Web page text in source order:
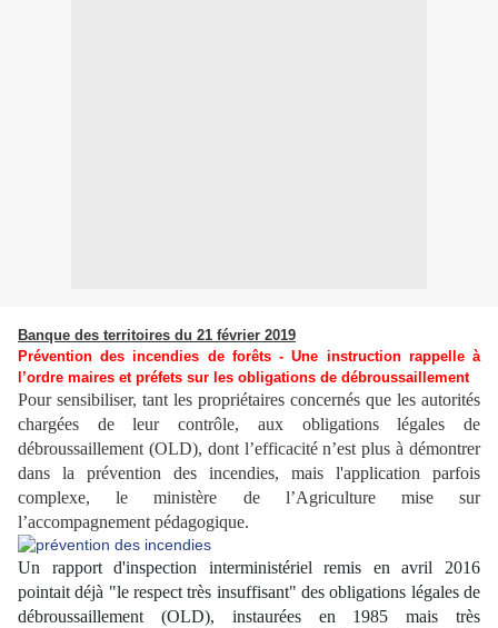
Banque des territoires du 21 février 2019
Prévention des incendies de forêts - Une instruction rappelle à
l’ordre maires et préfets sur les obligations de débroussaillement
Pour sensibiliser, tant les propriétaires concernés que les autorités
chargées de leur contrôle, aux obligations légales de
débroussaillement (OLD), dont l’efficacité n’est plus à démontrer
dans la prévention des incendies, mais l'application parfois
complexe, le ministère de l’Agriculture mise sur
l’accompagnement pédagogique.
Un rapport d'inspection interministériel remis en avril 2016
pointait déjà "le respect très insuffisant" des obligations légales de
débroussaillement (OLD), instaurées en 1985 mais très